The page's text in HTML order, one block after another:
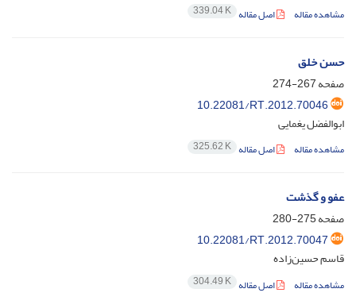
مشاهده مقاله اصل مقاله 339.04 K
حسن خلق
صفحه267-274
10.22081/RT.2012.70046
ابوالفضل یغمایی
مشاهده مقاله اصل مقاله 325.62 K
عفو و گذشت
صفحه275-280
10.22081/RT.2012.70047
قاسم حسین‌زاده
مشاهده مقاله اصل مقاله 304.49 K